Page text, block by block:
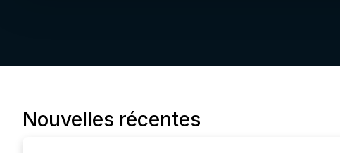
Nouvelles récentes